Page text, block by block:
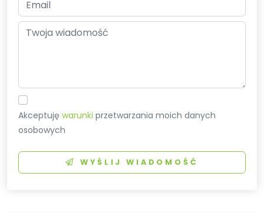
Akceptujęwarunki przetwarzania moich danych
osobowych
WYŚLIJ WIADOMOŚĆ